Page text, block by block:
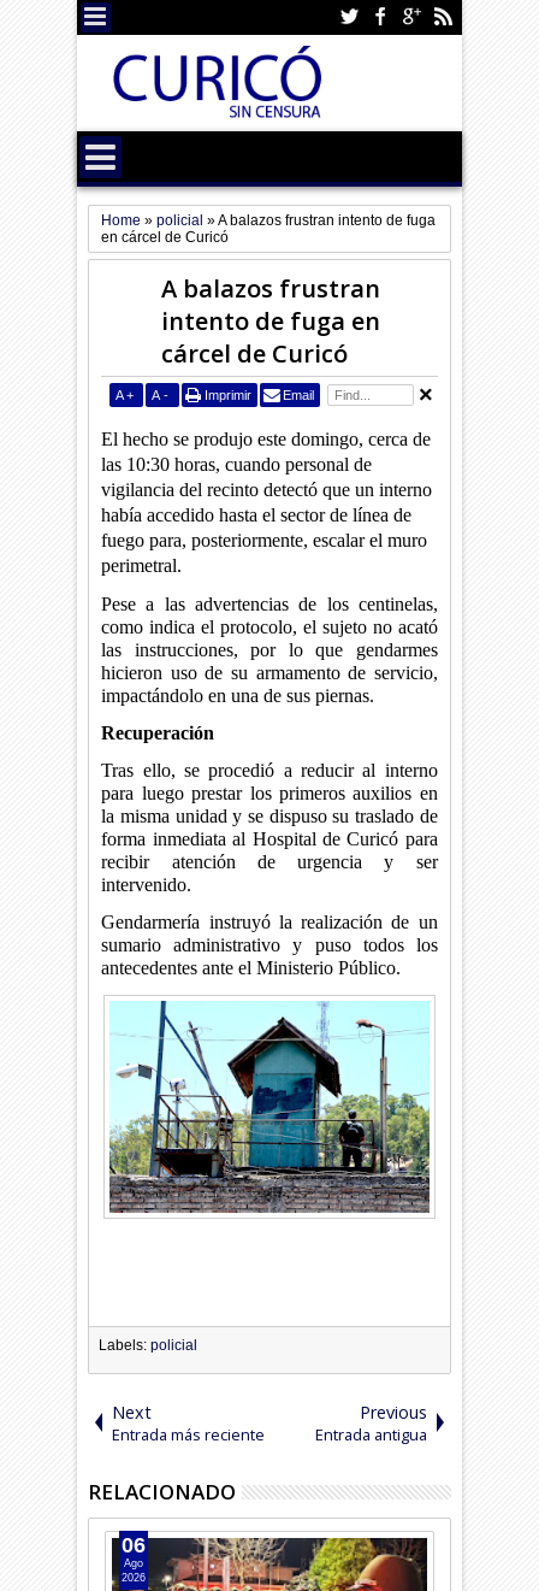
Home »policial »A balazos frustran intento de fuga
en cárcel de Curicó
A balazos frustran
intento de fuga en
cárcel de Curicó
A + A - Imprimir Email
El hecho se produjo este domingo, cerca de
las 10:30 horas, cuando personal de
vigilancia del recinto detectó que un interno
había accedido hasta el sector de línea de
fuego para, posteriormente, escalar el muro
perimetral.
Pese a las advertencias de los centinelas,
como indica el protocolo, el sujeto no acató
las instrucciones, por lo que gendarmes
hicieron uso de su armamento de servicio,
impactándolo en una de sus piernas.
Recuperación
Tras ello, se procedió a reducir al interno
para luego prestar los primeros auxilios en
la misma unidad y se dispuso su traslado de
forma inmediata al Hospital de Curicó para
recibir atención de urgencia y ser
intervenido.
Gendarmería instruyó la realización de un
sumario administrativo y puso todos los
antecedentes ante el Ministerio Público.
Labels:policial
Next
Entrada más reciente
Previous
Entrada antigua
RELACIONADO
06
Ago
2026